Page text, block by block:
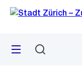
Navigation
Sprunglink
Menü